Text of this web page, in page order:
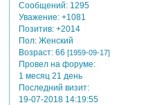
Сообщений:1295
Уважение: +1081
Позитив: +2014
Пол:Женский
Возраст:66 [1959-09-17]
Провел на форуме:
1 месяц 21 день
Последний визит:
19-07-2018 14:19:55